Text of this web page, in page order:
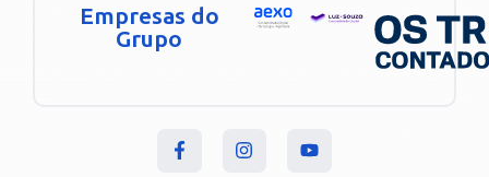
Empresas do
Grupo